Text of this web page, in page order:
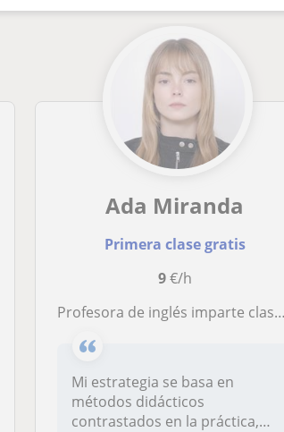
Ada Miranda
Primera clase gratis
9€/h
Profesora de inglés imparte clases de varios niveles. Conversación inglesa
Mi estrategia se basa en
métodos didácticos
contrastados en la práctica,